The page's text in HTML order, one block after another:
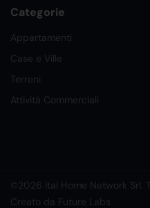
Categorie
Appartamenti
Case e Ville
Terreni
Attività Commerciali
©2026 Ital Home Network Srl.
Creato da Future Labs